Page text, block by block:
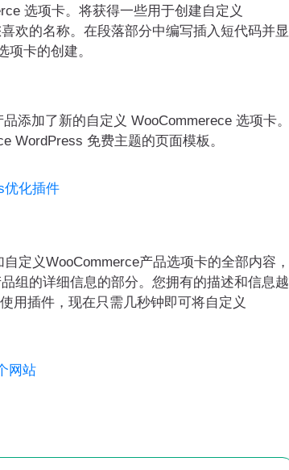
选项卡。将获得一些用于创建自定义
欢的名称。在段落部分中编写插入短代码并显
项卡的创建。
加了新的自定义 WooCommerece 选项卡。
WordPress 免费主题的页面模板。
优化插件
义WooCommerce产品选项卡的全部内容，
组的详细信息的部分。您拥有的描述和信息越
用插件，现在只需几秒钟即可将自定义
网站